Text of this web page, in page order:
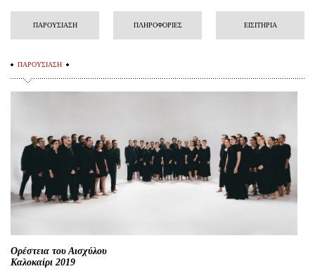
Αναζήτηση
Σύνδεση/Εγγραφή
Πληροφορίες
Είσοδος διαχειριστή
ΠΑΡΟΥΣΙΑΣΗ ΠΛΗΡΟΦΟΡΙΕΣ ΕΙΣΙΤΗΡΙΑ
ΠΑΡΟΥΣΙΑΣΗ
Ορέστεια του Αισχύλου
Καλοκαίρι 2019